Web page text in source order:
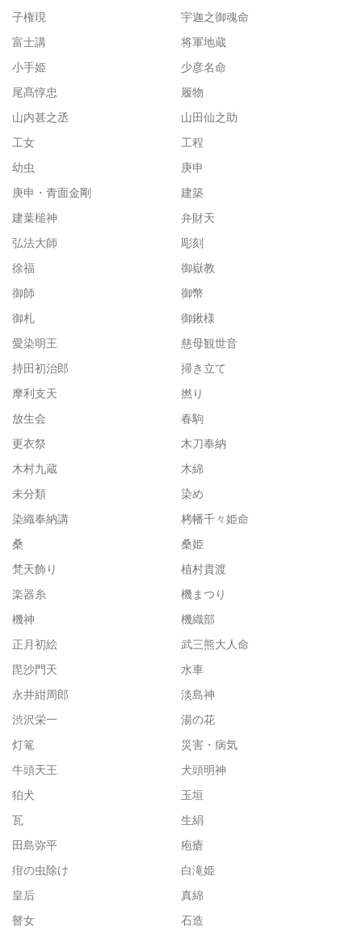
子権現
宇迦之御魂命
富士講
将軍地蔵
小手姫
少彦名命
尾髙惇忠
履物
山内甚之丞
山田仙之助
工女
工程
幼虫
庚申
庚申・青面金剛
建築
建葉槌神
弁財天
弘法大師
彫刻
徐福
御嶽教
御師
御幣
御札
御鍬様
愛染明王
慈母観世音
持田初治郎
掃き立て
摩利支天
撚り
放生会
春駒
更衣祭
木刀奉納
木村九蔵
木綿
未分類
染め
染織奉納講
栲幡千々姫命
桑
桑姫
梵天飾り
植村貴渡
楽器糸
機まつり
機神
機織部
正月初絵
武三熊大人命
毘沙門天
水車
永井紺周郎
淡島神
渋沢栄一
湯の花
灯篭
災害・病気
牛頭天王
犬頭明神
狛犬
玉垣
瓦
生絹
田島弥平
疱瘡
疳の虫除け
白滝姫
皇后
真綿
瞽女
石造